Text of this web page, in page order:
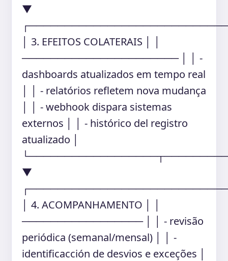
▼
│ 3. EFEITOS COLATERAIS │ │
────────────────────── │ │ -
dashboards atualizados em tempo real
│ │ - relatórios refletem nova mudança
│ │ - webhook dispara sistemas
externos │ │ - histórico del registro
atualizado │
▼
│ 4. ACOMPANHAMENTO │ │
───────────────── │ │ - revisão
periódica (semanal/mensal) │ │ -
identificacción de desvios e exceções │